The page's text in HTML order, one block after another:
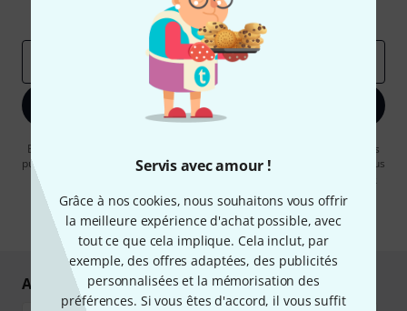
Servis avec amour !
Grâce à nos cookies, nous souhaitons vous offrir
la meilleure expérience d'achat possible, avec
tout ce que cela implique. Cela inclut, par
exemple, des offres adaptées, des publicités
personnalisées et la mémorisation des
préférences. Si vous êtes d'accord, il vous suffit
Articles inspirants
Deals
S'inscrire maintenant
En cliquant sur "S'inscrire maintenant", vous acceptez de recevoir des
publicités par e-mail. La désinscription est possible à tout moment. Vous
pouvez trouver plus d'informations à ce sujet dans notre
.
* Requis
Achetez et payez en toute sécurité